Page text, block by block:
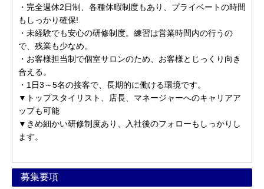
・完全週休2日制、各種休暇制度もあり、プライベートの時間
もしっかり確保!
・未経験でも安心の研修制度。練習は営業時間内の行うの
で、残業も少なめ。
・お客様担当制で個室サロンのため、お客様とじっくり向き
合える。
・1日3～5名の接客で、長期的に働ける環境です。
▼トップスタイリスト、店長、マネージャーへのキャリアア
ップも可能
▼きめ細かい研修制度あり、入社後のフォローもしっかりし
ます。
募集要項